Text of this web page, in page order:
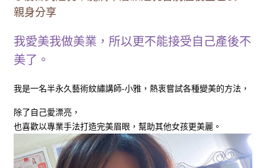
親身分享
我愛美我做美業，所以更不能接受自己產後不
美了。
我是一名半永久藝術紋繡講師-小雅，熱衷嘗試各種變美的方法，
除了自己愛漂亮，
也喜歡以專業手法打造完美眉眼，幫助其他女孩更美麗。